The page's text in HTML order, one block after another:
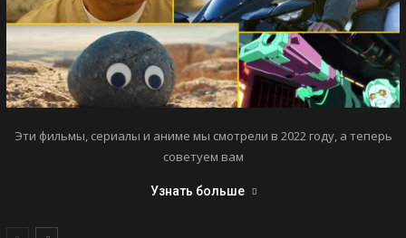
Эти фильмы, сериалы и аниме мы смотрели в 2022 году, а теперь
советуем вам
Узнать больше